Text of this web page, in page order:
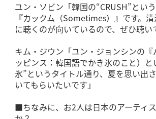
ユン・ソビン「韓国の“CRUSH”とい
『カックム（Sometimes）』です。
に聴くのが向いているので、ぜひ聴い
キム・ジウン「ユン・ジョンシンの
ッピンス ： 韓国語でかき氷のこと）と
氷”というタイトル通り、夏を思い出
いてもらいたいです」
■ちなみに、お2人は日本のアーティ